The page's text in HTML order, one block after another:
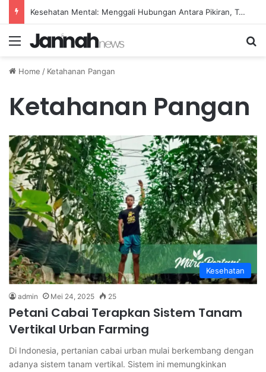
Kesehatan Mental: Menggali Hubungan Antara Pikiran, Tubuh, dan Emosi secara Mendalam
Menu
Home / Ketahanan Pangan
Ketahanan Pangan
Kesehatan
admin Mei 24, 2025 25
Petani Cabai Terapkan Sistem Tanam
Vertikal Urban Farming
Di Indonesia, pertanian cabai urban mulai berkembang dengan
adanya sistem tanam vertikal. Sistem ini memungkinkan